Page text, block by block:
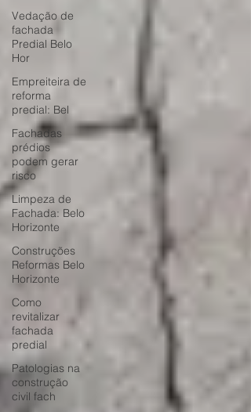
Vedação de
fachada
Predial Belo
Hor
Empreiteira de
reforma
predial: Bel
Fachadas
prédios
podem gerar
risco
Limpeza de
Fachada: Belo
Horizonte
Construções
Reformas Belo
Horizonte
Como
revitalizar
fachada
predial
Patologias na
construção
civil fach